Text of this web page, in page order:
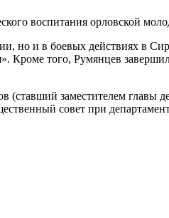
воспитания орловской
но и в боевых действиях в
Кроме того, Румянцев
заместителем главы
совет при